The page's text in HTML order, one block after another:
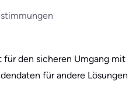
für den sicheren Umgang mit
für andere Lösungen